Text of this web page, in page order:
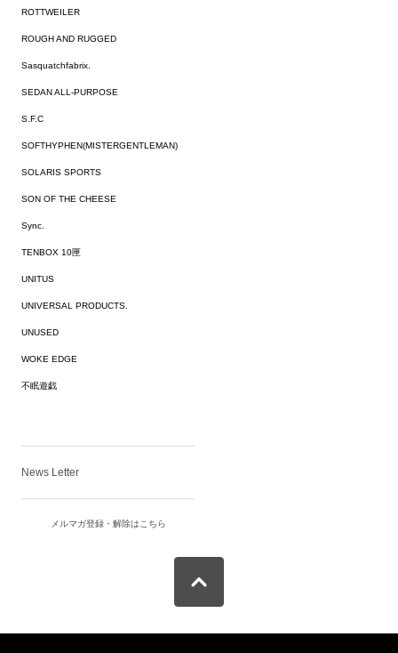
ROTTWEILER
ROUGH AND RUGGED
Sasquatchfabrix.
SEDAN ALL-PURPOSE
S.F.C
SOFTHYPHEN(MISTERGENTLEMAN)
SOLARIS SPORTS
SON OF THE CHEESE
Sync.
TENBOX 10匣
UNITUS
UNIVERSAL PRODUCTS.
UNUSED
WOKE EDGE
不眠遊戯
News Letter
メルマガ登録・解除はこちら